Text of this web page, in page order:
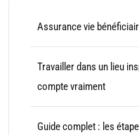
Assurance vie
Travailler dans un lieu
compte vraiment
Guide complet : les